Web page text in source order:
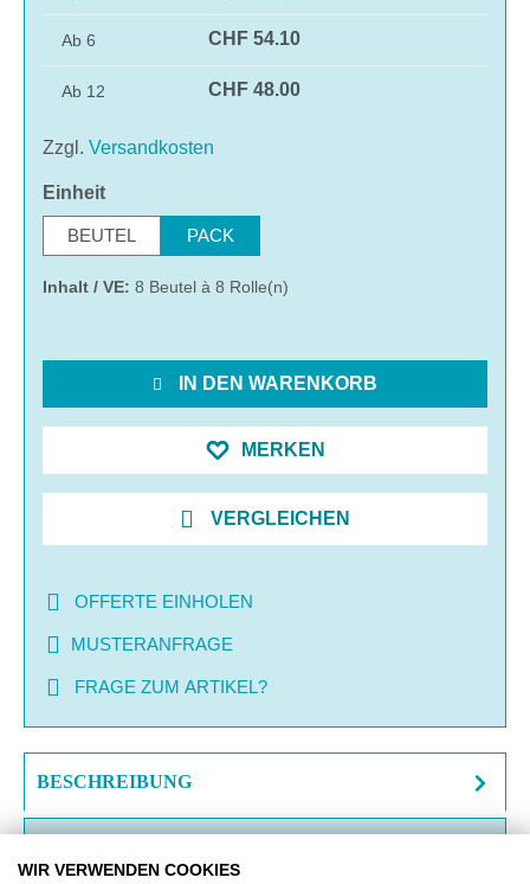
Ab 6 CHF 54.10
Ab 12 CHF 48.00
Zzgl. Versandkosten
Einheitauswählen
BEUTEL PACK
Inhalt / VE: 8 Beutel à 8 Rolle(n)
IN DEN WARENKORB
MERKEN
VERGLEICHEN
OFFERTE EINHOLEN
MUSTERANFRAGE
FRAGE ZUM ARTIKEL?
BESCHREIBUNG
ZUSATZINFORMATIONEN
WIR VERWENDEN COOKIES